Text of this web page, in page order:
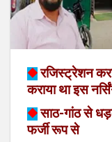
◆रजिस्ट्रेशन
कराया था इस
◆साठ-गांठ से
फर्जी रूप से